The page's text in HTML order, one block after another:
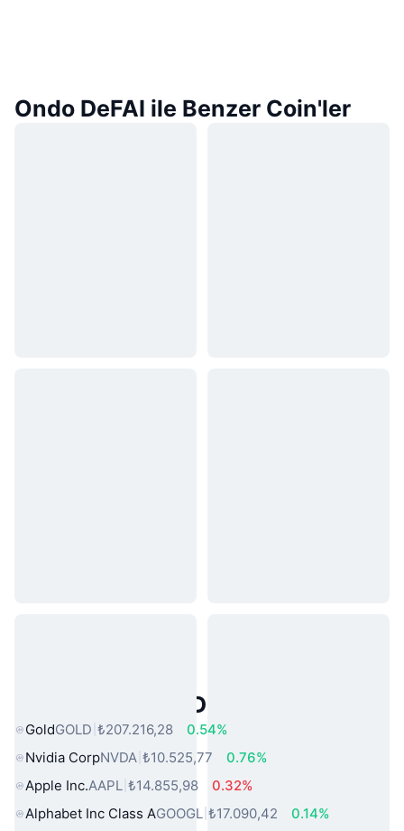
Ondo DeFAI ile Benzer Coin'ler
Popüler Gerçek Dünya Varlıkları
GoldGOLD ₺207.216,28
0.54%
Nvidia CorpNVDA ₺10.525,77
0.76%
Apple Inc.AAPL ₺14.855,98
0.32%
Alphabet Inc Class AGOOGL ₺17.090,42
0.14%